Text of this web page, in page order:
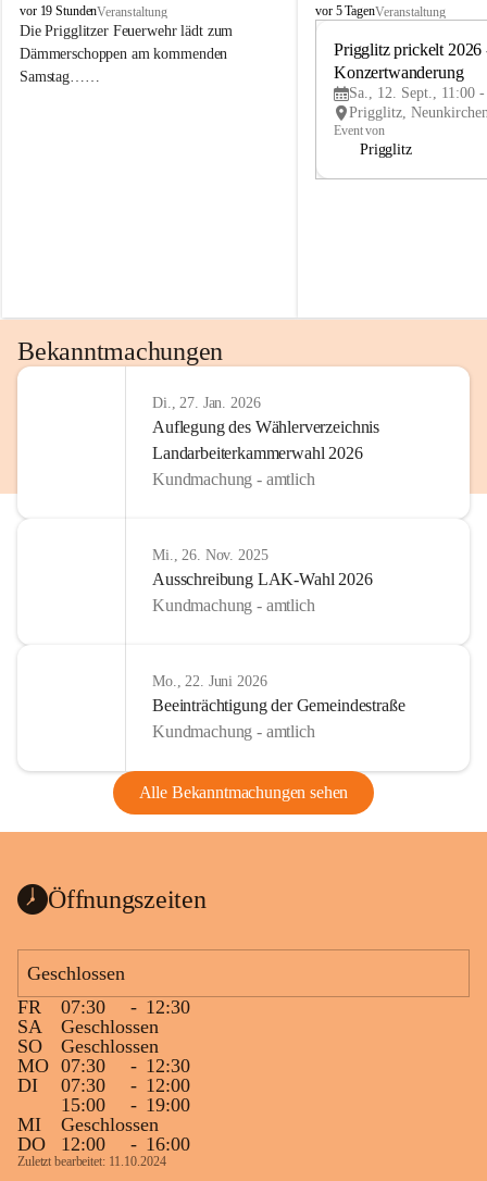
P
r
i
g
vor 19 StundenVeranstaltung
Die Prigglitzer Feuerwehr lädt zum
Dämmerschoppen am kommenden
Samstag……
P
vor 5 TagenVeranstaltung
Prigglitz prickelt 2026
Konzertwanderung
Sa., 12. Sept., 11:00
Event von
Prigglitz
Bekanntmachungen
Di., 27. Jan. 2026
Auflegung des Wählerverzeichnis
Landarbeiterkammerwahl 2026
Kundmachung - amtlich
Mi., 26. Nov. 2025
Ausschreibung LAK-Wahl 2026
Kundmachung - amtlich
Mo., 22. Juni 2026
Beeinträchtigung der Gemeindestraße
Kundmachung - amtlich
Alle Bekanntmachungen sehen
Öffnungszeiten
Geschlossen
FR
07:30 - 12:30
SA
Geschlossen
SO
Geschlossen
MO 07:30 - 12:30
DI
07:30 - 12:00
15:00
- 19:00
MI
Geschlossen
DO
12:00 - 16:00
Zuletzt bearbeitet: 11.10.2024